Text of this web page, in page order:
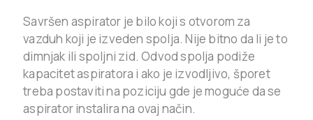
Savršen aspirator je bilo koji s otvorom za
vazduh koji je izveden spolja. Nije bitno da li je to
dimnjak ili spoljni zid. Odvod spolja podiže
kapacitet aspiratora i ako je izvodljivo, šporet
treba postaviti na poziciju gde je moguće da se
aspirator instalira na ovaj način.